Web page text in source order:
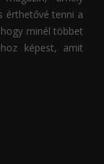
érthetővé tenni a
minél többet
képest, amit